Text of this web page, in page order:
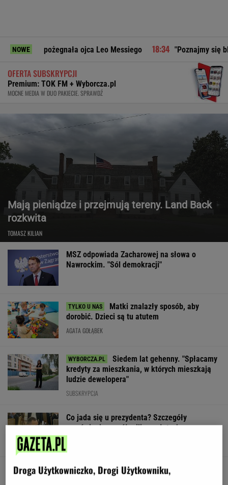
NOWEojca Leo Messiego "Poznajmy się bliżej". Marta
OFERTA SUBSKRYPCJI
Premium: TOK FM + Wyborcza.pl
MOCNE MEDIA W DUO PAKIECIE. SPRAWDŹ
Mają pieniądze i przejmują tereny. Land Back
rozkwita
TOMASZ KILIAN
MSZ odpowiada Zacharowej na słowa o
Nawrockim. "Sól demokracji"
Matki znalazły sposób, aby
dorobić. Dzieci są tu atutem
AGATA GOŁĄBEK
Siedem lat gehenny. "Spłacamy
kredyty za mieszkania, w których mieszkają
ludzie dewelopera"
SUBSKRYPCJA
Co jada się u prezydenta? Szczegóły
zamówienia za pół miliona złotych
Nowe zdjęcie Johna Goodmana trafiło do
sieci. Aktor schudł 90 kg
Droga Użytkowniczko, Drogi Użytkowniku,